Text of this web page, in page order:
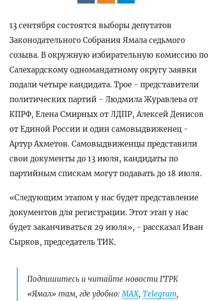
13 сентября состоятся выборы депутатов
Законодательного Собрания Ямала седьмого
созыва. В окружную избирательную комиссию по
Салехардскому одномандатному округу заявки
подали четыре кандидата. Трое - представители
политических партий - Людмила Журавлева от
КПРФ, Елена Смирных от ЛДПР, Алексей Денисов
от Единой России и один самовыдвиженец -
Артур Ахметов. Самовыдвиженцы представили
свои документы до 13 июля, кандидаты по
партийным спискам могут подавать до 18 июля.
«Следующим этапом у нас будет представление
документов для регистрации. Этот этап у нас
будет заканчиваться 29 июля», - рассказал Иван
Сырков, председатель ТИК.
Подпишитесь и читайте новости ГТРК
«Ямал» там, где удобно: МАХ, Telegram,